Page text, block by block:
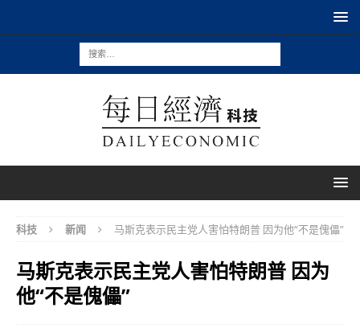
科技 新闻 马斯克表示民主党人害怕特朗普 因为他“不是傀儡”
马斯克表示民主党人害怕特朗普 因为
他“不是傀儡”